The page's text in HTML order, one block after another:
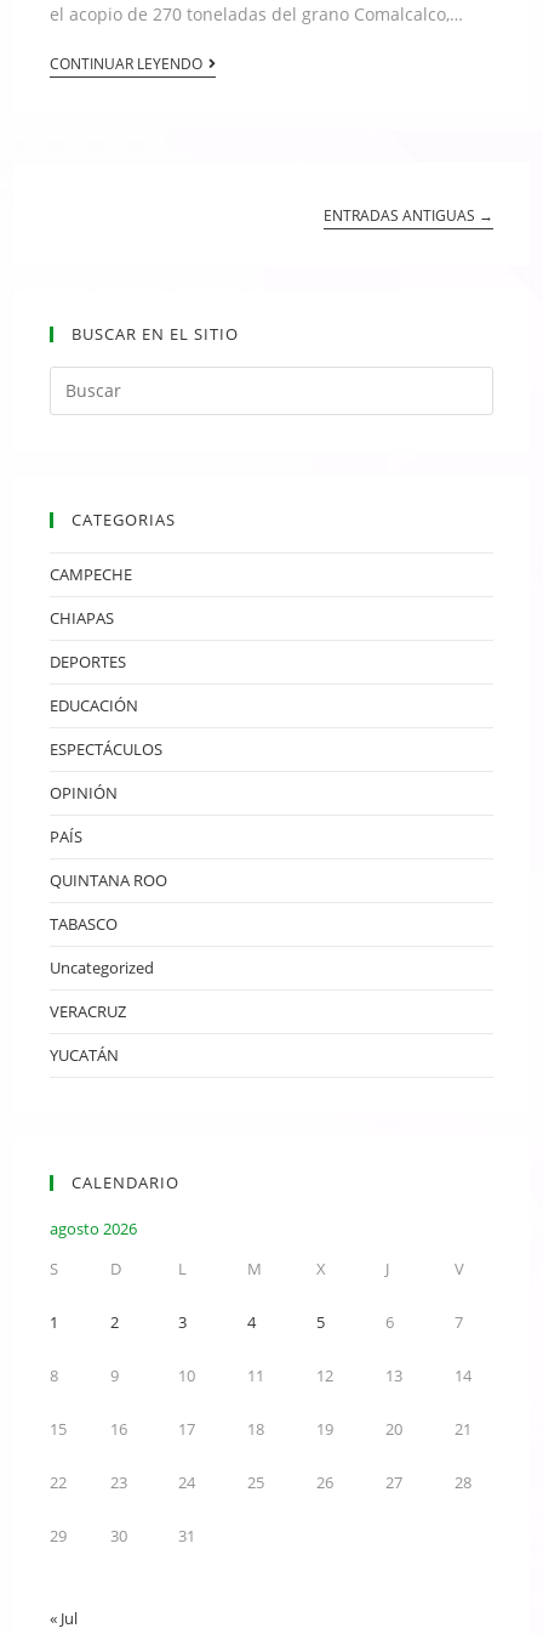
el acopio de 270 toneladas del grano Comalcalco,…
CONTINUAR LEYENDO
ENTRADAS ANTIGUAS →
BUSCAR EN EL SITIO
CATEGORIAS
CAMPECHE
CHIAPAS
DEPORTES
EDUCACIÓN
ESPECTÁCULOS
OPINIÓN
PAÍS
QUINTANA ROO
TABASCO
Uncategorized
VERACRUZ
YUCATÁN
CALENDARIO
agosto 2026
S
D L M X J V
1 2 3 4 5 6 7
8 9 10 11 12 13 14
15 16 17 18 19 20 21
22 23 24 25 26 27 28
29 30 31
« Jul